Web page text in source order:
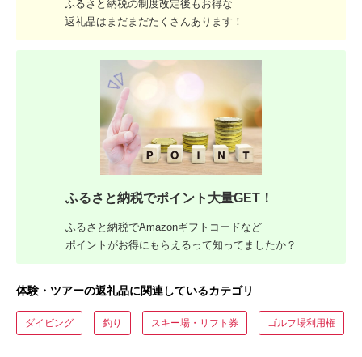
ふるさと納税の制度改定後もお得な
返礼品はまだまだたくさんあります！
ふるさと納税でポイント大量GET！
ふるさと納税でAmazonギフトコードなど
ポイントがお得にもらえるって知ってましたか？
体験・ツアーの返礼品に関連しているカテゴリ
ダイビング 釣り スキー場・リフト券 ゴルフ場利用権